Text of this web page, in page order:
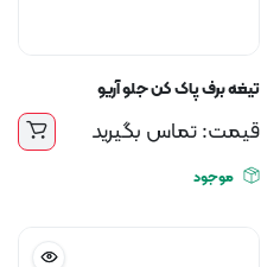
تیغه برف پاک کن جلو آریو
قیمت: تماس بگیرید
موجود